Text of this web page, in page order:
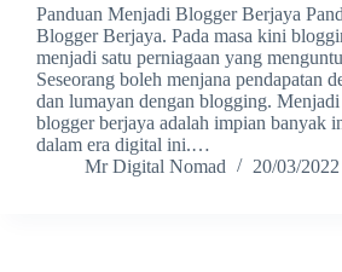
Panduan Menjadi Blogger Berjaya
Blogger Berjaya. Pada masa kini
menjadi satu perniagaan yang
Seseorang boleh menjana pendapatan
dan lumayan dengan blogging. Menjadi
blogger berjaya adalah impian banyak
dalam era digital ini.…
Mr Digital Nomad
20/03/2022